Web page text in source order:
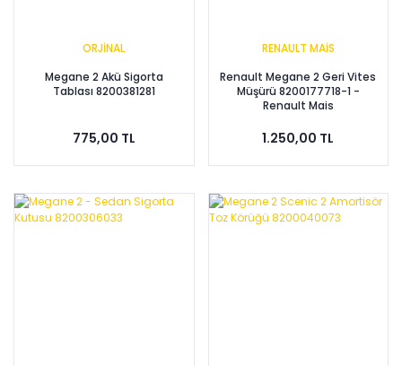
ORJİNAL
Megane 2 Akü Sigorta
Tablası 8200381281
775,00 TL
RENAULT MAİS
Renault Megane 2 Geri Vites
Müşürü 8200177718-1 -
Renault Mais
1.250,00 TL